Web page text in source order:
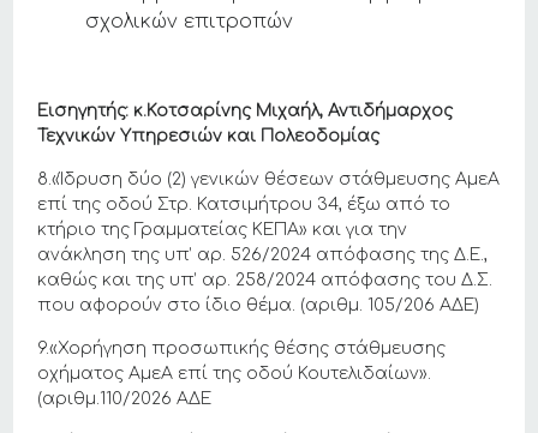
σχολικών επιτροπών
Εισηγητής: κ.Κοτσαρίνης Μιχαήλ, Αντιδήμαρχος
Τεχνικών Υπηρεσιών και Πολεοδομίας
8.«Ίδρυση δύο (2) γενικών θέσεων στάθμευσης ΑμεΑ
επί της οδού Στρ. Κατσιμήτρου 34, έξω από το
κτήριο της Γραμματείας ΚΕΠΑ» και για την
ανάκληση της υπ’ αρ. 526/2024 απόφασης της Δ.Ε.,
καθώς και της υπ’ αρ. 258/2024 απόφασης του Δ.Σ.
που αφορούν στο ίδιο θέμα. (αριθμ. 105/206 ΑΔΕ)
9.«Χορήγηση προσωπικής θέσης στάθμευσης
οχήματος ΑμεΑ επί της οδού Κουτελιδαίων».
(αριθμ.110/2026 ΑΔΕ